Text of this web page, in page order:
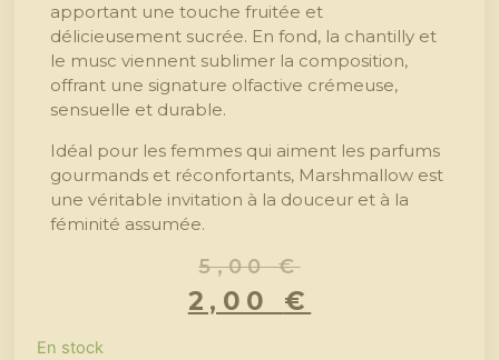
apportant une touche fruitée et
délicieusement sucrée. En fond, la chantilly et
le musc viennent sublimer la composition,
offrant une signature olfactive crémeuse,
sensuelle et durable.
Idéal pour les femmes qui aiment les parfums
gourmands et réconfortants, Marshmallow est
une véritable invitation à la douceur et à la
féminité assumée.
5,00€
2,00 €
En stock